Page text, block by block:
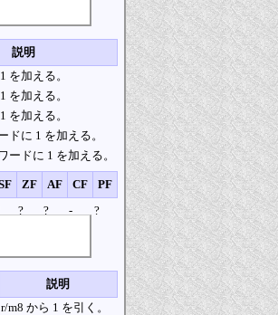
説明
を加える。
を加える。
を加える。
ドに 1 を加える。
ードに 1 を加える。
ZF AF CF
PF
? ? - ?
説明
r/m8 から 1 を引く。